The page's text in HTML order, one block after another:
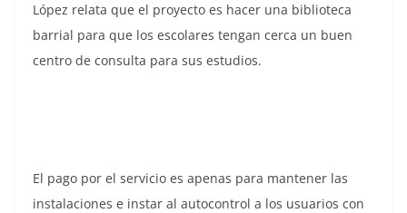
López relata que el proyecto es hacer una biblioteca
barrial para que los escolares tengan cerca un buen
centro de consulta para sus estudios.
El pago por el servicio es apenas para mantener las
instalaciones e instar al autocontrol a los usuarios con